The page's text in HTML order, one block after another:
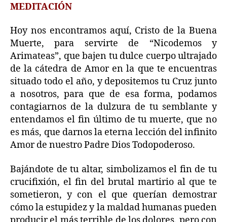
MEDITACIÓN
Hoy nos encontramos aquí, Cristo de la Buena
Muerte, para servirte de “Nicodemos y
Arimateas”, que bajen tu dulce cuerpo ultrajado
de la cátedra de Amor en la que te encuentras
situado todo el año, y depositemos tu Cruz junto
a nosotros, para que de esa forma, podamos
contagiarnos de la dulzura de tu semblante y
entendamos el fin último de tu muerte, que no
es más, que darnos la eterna lección del infinito
Amor de nuestro Padre Dios Todopoderoso.
Bajándote de tu altar, simbolizamos el fin de tu
crucifixión, el fin del brutal martirio al que te
sometieron, y con el que querían demostrar
cómo la estupidez y la maldad humanas pueden